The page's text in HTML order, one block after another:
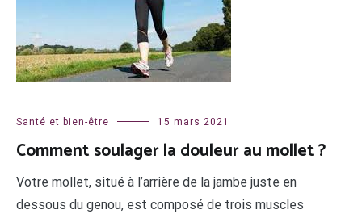
Santé et bien-être 15 mars 2021
Comment soulager la douleur au mollet ?
Votre mollet, situé à l’arrière de la jambe juste en
dessous du genou, est composé de trois muscles